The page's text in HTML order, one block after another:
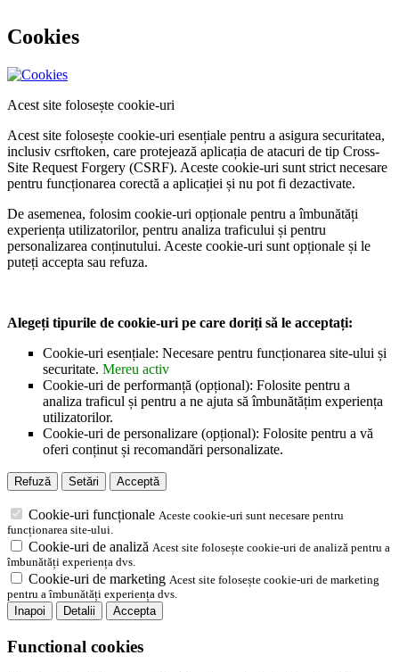
Cookies
Acest site folosește cookie-uri
Acest site folosește cookie-uri esențiale pentru a asigura securitatea,
inclusiv csrftoken, care protejează aplicația de atacuri de tip Cross-
Site Request Forgery (CSRF). Aceste cookie-uri sunt strict necesare
pentru funcționarea corectă a aplicației și nu pot fi dezactivate.
De asemenea, folosim cookie-uri opționale pentru a îmbunătăți
experiența utilizatorilor, pentru analiza traficului și pentru
personalizarea conținutului. Aceste cookie-uri sunt opționale și le
puteți accepta sau refuza.
Alegeți tipurile de cookie-uri pe care doriți să le acceptați:
Cookie-uri esențiale: Necesare pentru funcționarea site-ului și
securitate. Mereu activ
Cookie-uri de performanță (opțional): Folosite pentru a
analiza traficul și pentru a ne ajuta să îmbunătățim experiența
utilizatorilor.
Cookie-uri de personalizare (opțional): Folosite pentru a vă
oferi conținut și recomandări personalizate.
Refuză Setări Acceptă
Cookie-uri funcționale Aceste cookie-uri sunt necesare pentru
funcționarea site-ului.
Cookie-uri de analiză Acest site folosește cookie-uri de analiză pentru a
îmbunătăți experiența dvs.
Cookie-uri de marketing Acest site folosește cookie-uri de marketing
pentru a îmbunătăți experiența dvs.
Inapoi
Detalii Accepta
Functional cookies